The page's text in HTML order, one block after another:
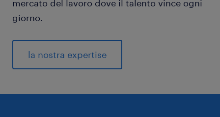
mercato del lavoro dove il talento vince ogni
giorno.
la nostra expertise